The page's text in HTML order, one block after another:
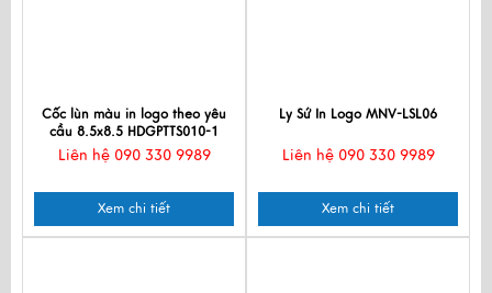
Cốc lùn màu in logo theo yêu
cầu 8.5x8.5 HDGPTTS010-1
Liên hệ 090 330 9989
Xem chi tiết
Ly Sứ In Logo MNV-LSL06
Liên hệ 090 330 9989
Xem chi tiết